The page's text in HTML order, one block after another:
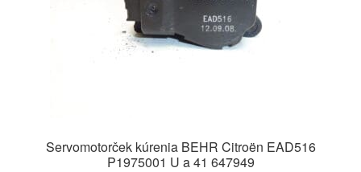
Servomotorček kúrenia BEHR Citroën EAD516
P1975001 U a 41 647949